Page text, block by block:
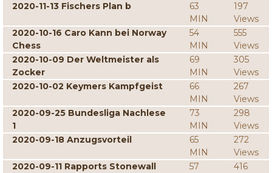
2020-11-13 Fischers Plan b
63
MIN
197
Views
2020-10-16 Caro Kann bei Norway
Chess
54
MIN
555
Views
2020-10-09 Der Weltmeister als
Zocker
69
MIN
305
Views
2020-10-02 Keymers Kampfgeist
66
MIN
267
Views
2020-09-25 Bundesliga Nachlese
1
73
MIN
298
Views
2020-09-18 Anzugsvorteil
65
MIN
272
Views
2020-09-11 Rapports Stonewall
57
416